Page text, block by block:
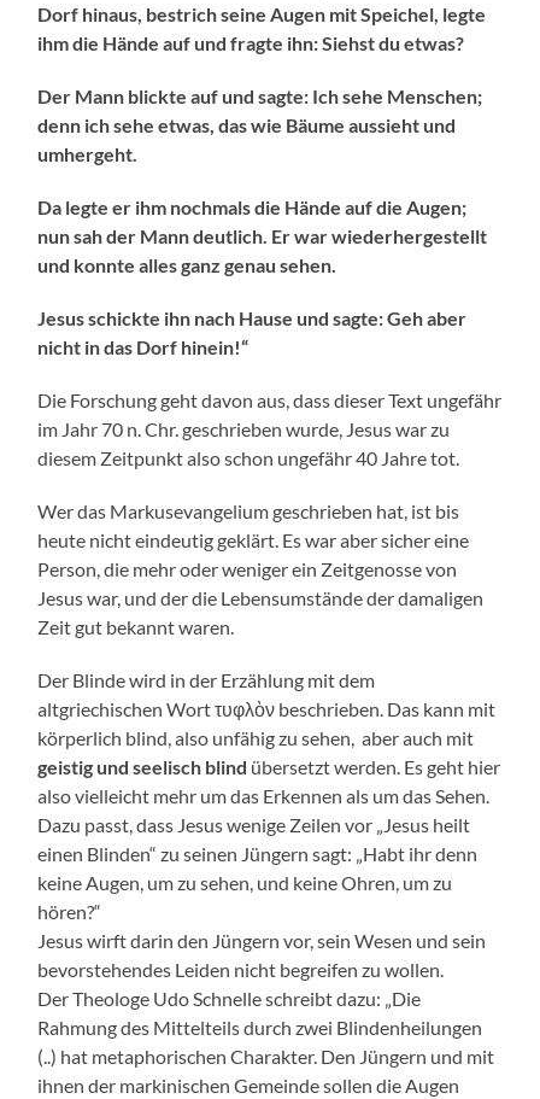
Dorf hinaus, bestrich seine Augen mit Speichel, legte
ihm die Hände auf und fragte ihn: Siehst du etwas?
Der Mann blickte auf und sagte: Ich sehe Menschen;
denn ich sehe etwas, das wie Bäume aussieht und
umhergeht.
Da legte er ihm nochmals die Hände auf die Augen;
nun sah der Mann deutlich. Er war wiederhergestellt
und konnte alles ganz genau sehen.
Jesus schickte ihn nach Hause und sagte: Geh aber
nicht in das Dorf hinein!“
Die Forschung geht davon aus, dass dieser Text ungefähr
im Jahr 70 n. Chr. geschrieben wurde, Jesus war zu
diesem Zeitpunkt also schon ungefähr 40 Jahre tot.
Wer das Markusevangelium geschrieben hat, ist bis
heute nicht eindeutig geklärt. Es war aber sicher eine
Person, die mehr oder weniger ein Zeitgenosse von
Jesus war, und der die Lebensumstände der damaligen
Zeit gut bekannt waren.
Der Blinde wird in der Erzählung mit dem
altgriechischen Wort τυφλὸν beschrieben. Das kann mit
körperlich blind, also unfähig zu sehen, aber auch mit
geistig und seelisch blind übersetzt werden. Es geht hier
also vielleicht mehr um das Erkennen als um das Sehen.
Dazu passt, dass Jesus wenige Zeilen vor „Jesus heilt
einen Blinden“ zu seinen Jüngern sagt: „Habt ihr denn
keine Augen, um zu sehen, und keine Ohren, um zu
hören?“
Jesus wirft darin den Jüngern vor, sein Wesen und sein
bevorstehendes Leiden nicht begreifen zu wollen.
Der Theologe Udo Schnelle schreibt dazu: „Die
Rahmung des Mittelteils durch zwei Blindenheilungen
(..) hat metaphorischen Charakter. Den Jüngern und mit
ihnen der markinischen Gemeinde sollen die Augen